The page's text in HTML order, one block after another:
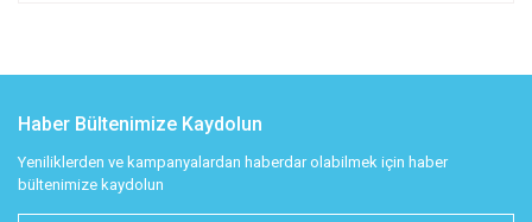
Haber Bültenimize Kaydolun
Yeniliklerden ve kampanyalardan haberdar olabilmek için haber
bültenimize kaydolun